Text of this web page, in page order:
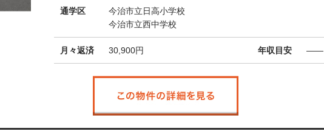
通学区
今治市立日高小学校
今治市立西中学校
月々返済 30,900円 年収目安 ——